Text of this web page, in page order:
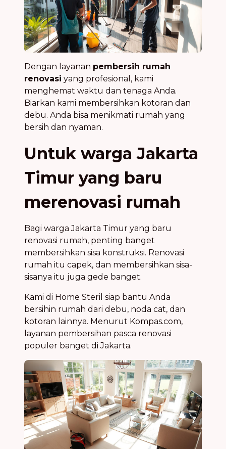
Dengan layanan pembersih rumah
renovasi yang profesional, kami
menghemat waktu dan tenaga Anda.
Biarkan kami membersihkan kotoran dan
debu. Anda bisa menikmati rumah yang
bersih dan nyaman.
Untuk warga Jakarta
Timur yang baru
merenovasi rumah
Bagi warga Jakarta Timur yang baru
renovasi rumah, penting banget
membersihkan sisa konstruksi. Renovasi
rumah itu capek, dan membersihkan sisa-
sisanya itu juga gede banget.
Kami di Home Steril siap bantu Anda
bersihin rumah dari debu, noda cat, dan
kotoran lainnya. Menurut Kompas.com,
layanan pembersihan pasca renovasi
populer banget di Jakarta.